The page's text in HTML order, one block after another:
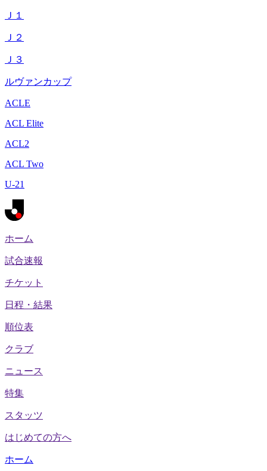
Ｊ１
Ｊ２
Ｊ３
ルヴァンカップ
ACLE
ACL Elite
ACL2
ACL Two
U-21
ホーム
試合速報
チケット
日程・結果
順位表
クラブ
ニュース
特集
スタッツ
はじめての方へ
ホーム